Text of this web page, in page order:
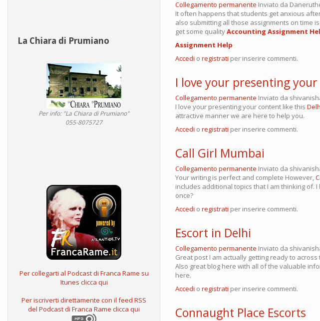
La Chiara di Prumiano
Per info: "La Chiara di Prumiano"
055-8075727
Per collegarti al Podcast di Franca Rame su
Itunes clicca qui
Per iscriverti direttamente con il feed RSS
del Podcast di Franca Rame clicca qui
Collegamento permanente Inviato da
It often happens that students get anxious
also submitting all those assignments on time
get some qualityAccounting Assignment
Assignment Help
Accedi o registrati per inserire commenti.
I love your presenting your
Collegamento permanente Inviato da
I love your presenting your content like this
attractive manner we are here to help you.
Accedi o registrati per inserire commenti.
Call Girl Mumbai
Collegamento permanente Inviato da
Your writing is perfect and complete However,
includes additional topics that I am thinking of.
once?
Accedi o registrati per inserire commenti.
Escort in Delhi
Collegamento permanente Inviato da
Great post I am actually getting ready to
Also great blog here with all of the valuable
here.
Accedi o registrati per inserire commenti.
Connaught Place Escorts